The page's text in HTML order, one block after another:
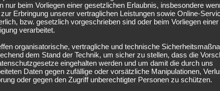
nur beim Vorliegen einer gesetzlichen Erlaubnis, insbesondere
Erbringung unserer vertraglichen Leistungen sowie Online-
bzw. gesetzlich vorgeschrieben sind oder beim Vorliegen einer
verarbeitet.
organisatorische, vertragliche und technische
dem Stand der Technik, um sicher zu stellen, dass die
eingehalten werden und um damit die durch uns
Daten gegen zufällige oder vorsätzliche Manipulationen,
oder gegen den Zugriff unberechtigter Personen zu schützen.